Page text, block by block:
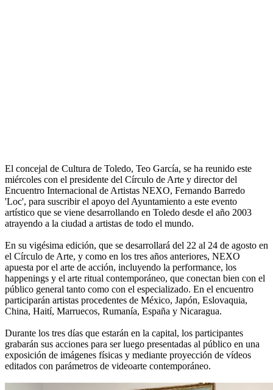
El concejal de Cultura de Toledo, Teo García, se ha reunido este
miércoles con el presidente del Círculo de Arte y director del
Encuentro Internacional de Artistas NEXO, Fernando Barredo
'Loc', para suscribir el apoyo del Ayuntamiento a este evento
artístico que se viene desarrollando en Toledo desde el año 2003
atrayendo a la ciudad a artistas de todo el mundo.
En su vigésima edición, que se desarrollará del 22 al 24 de agosto en
el Círculo de Arte, y como en los tres años anteriores, NEXO
apuesta por el arte de acción, incluyendo la performance, los
happenings y el arte ritual contemporáneo, que conectan bien con el
público general tanto como con el especializado. En el encuentro
participarán artistas procedentes de México, Japón, Eslovaquia,
China, Haití, Marruecos, Rumanía, España y Nicaragua.
Durante los tres días que estarán en la capital, los participantes
grabarán sus acciones para ser luego presentadas al público en una
exposición de imágenes físicas y mediante proyección de vídeos
editados con parámetros de videoarte contemporáneo.